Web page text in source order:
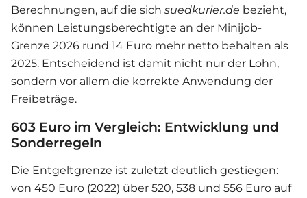
Berechnungen, auf die sich suedkurier.de bezieht,
können Leistungsberechtigte an der Minijob-
Grenze 2026 rund 14 Euro mehr netto behalten als
2025. Entscheidend ist damit nicht nur der Lohn,
sondern vor allem die korrekte Anwendung der
Freibeträge.
603 Euro im Vergleich: Entwicklung und
Sonderregeln
Die Entgeltgrenze ist zuletzt deutlich gestiegen:
von 450 Euro (2022) über 520, 538 und 556 Euro auf